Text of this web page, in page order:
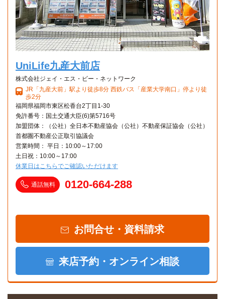
UniLife九産大前店
株式会社ジェイ・エス・ビー・ネットワーク
JR「九産大前」駅より徒歩8分 西鉄バス「産業大学南口」停より徒
歩2分
福岡県福岡市東区松香台2丁目1-30
免許番号：国土交通大臣(6)第5716号
加盟団体：（公社）全日本不動産協会（公社）不動産保証協会（公社）
首都圏不動産公正取引協議会
営業時間： 平日：10:00～17:00
土日祝：10:00～17:00
休業日はこちらでご確認いただけます
通話無料 0120-664-288
お問合せ・資料請求
来店予約・オンライン相談